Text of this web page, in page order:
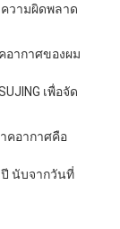
วามผิดพลาด
อากาศของผม
เพื่อจัด
คอากาศคือ
ปี นับจากวันที่